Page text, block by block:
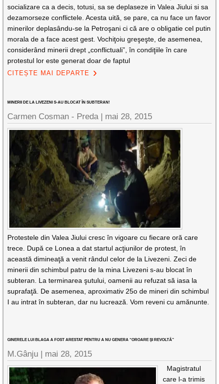
socializare ca a decis, totusi, sa se deplaseze in Valea Jiului si sa
dezamorseze conflictele. Acesta uită, se pare, ca nu face un favor
minerilor deplasându-se la Petroşani ci că are o obligatie cel putin
morala de a face acest gest. Vochiţoiu greşeşte, de asemenea,
considerând minerii drept „conflictuali”, în condiţiile în care
protestul lor este generat doar de faptul
CITEȘTE MAI DEPARTE
MINERII DE LA LIVEZENI S-AU BLOCAT ÎN SUBTERAN!
Carmen Cosman - Preda | mai 28, 2015
Protestele din Valea Jiului cresc în vigoare cu fiecare oră care
trece. După ce Lonea a dat startul acţiunilor de protest, în
această dimineaţă a venit rândul celor de la Livezeni. Zeci de
minerii din schimbul patru de la mina Livezeni s-au blocat în
subteran. La terminarea şutului, oamenii au refuzat să iasa la
suprafaţă. De asemenea, aproximativ 25o de mineri din schimbul
I au intrat în subteran, dar nu lucrează. Vom reveni cu amănunte.
GINERELE LUI BLAGA A FOST ARESTAT PENTRU A NU GENERA “OROARE ŞI REVOLTĂ”
M.Gânju | mai 28, 2015
Magistratul
care l-a trimis